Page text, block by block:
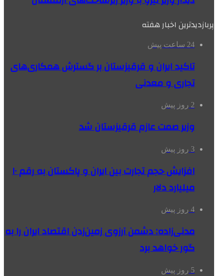
پربازدیدترین اخبار هفته
24 ساعت پیش
تاکید ایران و قرقیزستان بر گسترش همکاری‌های
تجاری و معدنی
2 روز پیش
وزیر صمت عازم قرقیزستان شد
3 روز پیش
افزایش حجم تجارت بین ایران و پاکستان به رقم ۱۰
میلیارد دلار
4 روز پیش
مدنی‌زاده: دشمن آرزوی زمین‌زدن اقتصاد ایران را به
گور خواهد برد
5 روز پیش